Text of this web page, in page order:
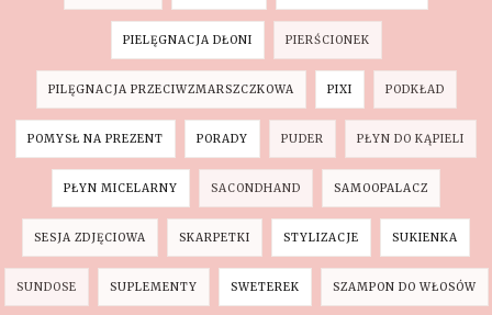
PIELĘGNACJA DŁONI PIERŚCIONEK
PILĘGNACJA PRZECIWZMARSZCZKOWA PIXI PODKŁAD
POMYSŁ NA PREZENT PORADY PUDER PŁYN DO KĄPIELI
PŁYN MICELARNY SACONDHAND SAMOOPALACZ
SESJA ZDJĘCIOWA SKARPETKI STYLIZACJE SUKIENKA
SUNDOSE SUPLEMENTY SWETEREK SZAMPON DO WŁOSÓW